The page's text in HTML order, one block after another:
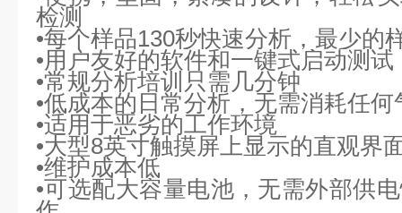
检测
•每个样品130秒快速分析，最少的
•用户友好的软件和一键式启动测试
•常规分析培训只需几分钟
•低成本的日常分析，无需消耗任何
•适用于恶劣的工作环境
•大型8英寸触摸屏上显示的直观界
•维护成本低
•可选配大容量电池，无需外部供